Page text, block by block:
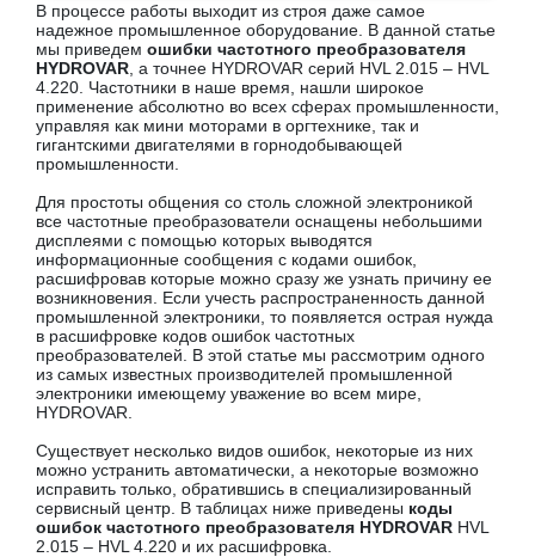
В процессе работы выходит из строя даже самое
надежное промышленное оборудование. В данной статье
мы приведем ошибки частотного преобразователя
HYDROVAR , а точнее HYDROVAR серий HVL 2.015 – HVL
4.220. Частотники в наше время, нашли широкое
применение абсолютно во всех сферах промышленности,
управляя как мини моторами в оргтехнике, так и
гигантскими двигателями в горнодобывающей
промышленности.
Для простоты общения со столь сложной электроникой
все частотные преобразователи оснащены небольшими
дисплеями с помощью которых выводятся
информационные сообщения с кодами ошибок,
расшифровав которые можно сразу же узнать причину ее
возникновения. Если учесть распространенность данной
промышленной электроники, то появляется острая нужда
в расшифровке кодов ошибок частотных
преобразователей. В этой статье мы рассмотрим одного
из самых известных производителей промышленной
электроники имеющему уважение во всем мире,
HYDROVAR.
Существует несколько видов ошибок, некоторые из них
можно устранить автоматически, а некоторые возможно
исправить только, обратившись в специализированный
сервисный центр. В таблицах ниже приведены коды
ошибок частотного преобразователя HYDROVAR HVL
2.015 – HVL 4.220 и их расшифровка.